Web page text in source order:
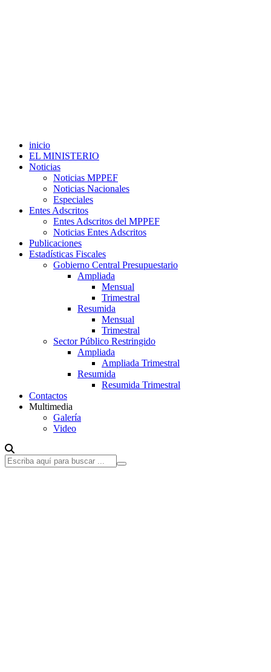
inicio
EL MINISTERIO
Noticias
Noticias MPPEF
Noticias Nacionales
Especiales
Entes Adscritos
Entes Adscritos del MPPEF
Noticias Entes Adscritos
Publicaciones
Estadísticas Fiscales
Gobierno Central Presupuestario
Ampliada
Mensual
Trimestral
Resumida
Mensual
Trimestral
Sector Público Restringido
Ampliada
Ampliada Trimestral
Resumida
Resumida Trimestral
Contactos
Multimedia
Galería
Video